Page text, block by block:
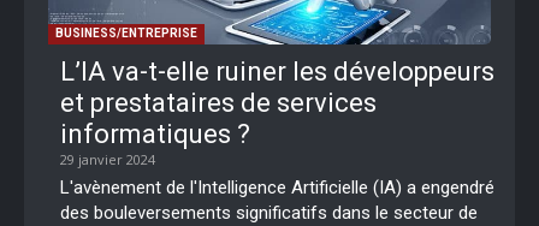
BUSINESS/ENTREPRISE
L’IA va-t-elle ruiner les développeurs
et prestataires de services
informatiques ?
29 janvier 2024
L'avènement de l'Intelligence Artificielle (IA) a engendré
des bouleversements significatifs dans le secteur de